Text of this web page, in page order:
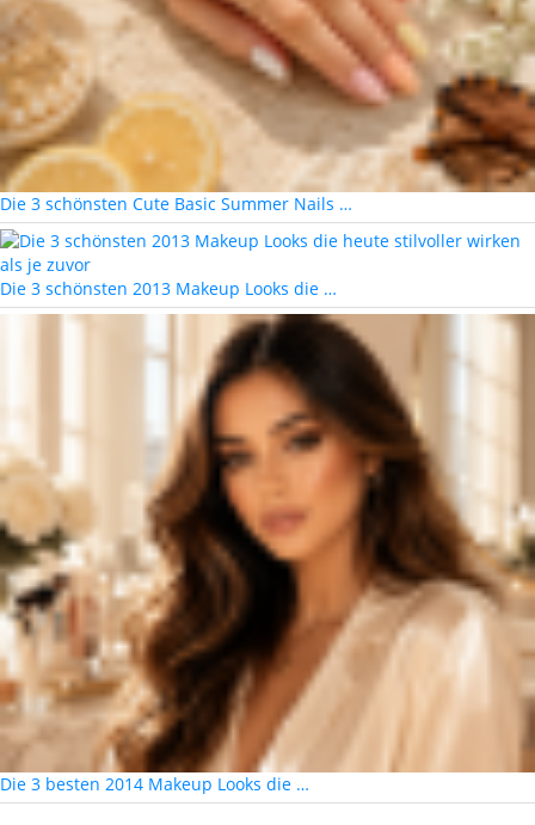
Die 3 schönsten Cute Basic Summer Nails …
Die 3 schönsten 2013 Makeup Looks die …
Die 3 besten 2014 Makeup Looks die …